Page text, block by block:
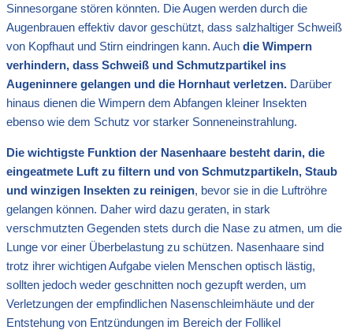
Sinnesorgane stören könnten. Die Augen werden durch die
Augenbrauen effektiv davor geschützt, dass salzhaltiger Schweiß
von Kopfhaut und Stirn eindringen kann. Auch die Wimpern
verhindern, dass Schweiß und Schmutzpartikel ins
Augeninnere gelangen und die Hornhaut verletzen. Darüber
hinaus dienen die Wimpern dem Abfangen kleiner Insekten
ebenso wie dem Schutz vor starker Sonneneinstrahlung.
Die wichtigste Funktion der Nasenhaare besteht darin, die
eingeatmete Luft zu filtern und von Schmutzpartikeln, Staub
und winzigen Insekten zu reinigen, bevor sie in die Luftröhre
gelangen können. Daher wird dazu geraten, in stark
verschmutzten Gegenden stets durch die Nase zu atmen, um die
Lunge vor einer Überbelastung zu schützen. Nasenhaare sind
trotz ihrer wichtigen Aufgabe vielen Menschen optisch lästig,
sollten jedoch weder geschnitten noch gezupft werden, um
Verletzungen der empfindlichen Nasenschleimhäute und der
Entstehung von Entzündungen im Bereich der Follikel